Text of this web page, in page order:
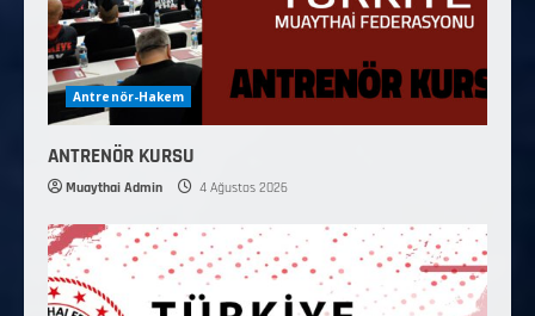
Antrenör-Hakem
ANTRENÖR KURSU
Muaythai Admin 4 Ağustos 2026